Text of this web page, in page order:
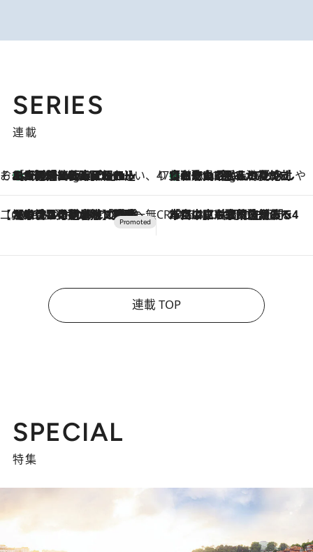
SERIES
連載
そおだよおこの関西おいしい、おやつ紀行1 Hour Ago
［大阪府箕面市］一皿一皿目の前で仕上げられる、料理を巧みに組み込んだアシェットデセールコース「ミチル アシェット デセール（Michiru assiette dessert）」 47都道府県の手みやげ ひんやりスイーツで夏を満喫
1 Hour Ago
【和歌山県】この夏絶対食べたい 冷やしておいしいおやつ3選 みかんがごろっと丸ごと入ったジュレ
【CREA×星野リゾート】唯一無二。癒しと発見が待つ場所へ
2026.8.7
【トンボの足水浴】ヒノキの香りに包まれて涼感マックス！約13℃の湧水かけ流しを避暑地「星野温泉 トンボの湯」で体験 CREA'S CHOICE
2026.8.7
「立川にも歌舞伎があるんだよ」 片岡仁左衛門・市川中車ら豪華座組みで4年目の立川立飛歌舞伎へ
連載 TOP
SPECIAL
特集